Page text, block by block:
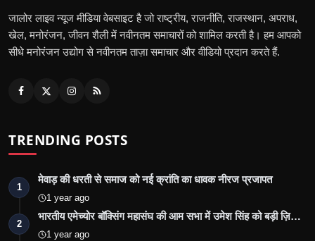
जालोर लाइव न्यूज मीडिया वेबसाइट है जो राष्ट्रीय, राजनीति, राजस्थान, अपराध,
खेल, मनोरंजन, जीवन शैली में नवीनतम समाचारों को शामिल करती है। हम आपको
सीधे मनोरंजन उद्योग से नवीनतम ताज़ा समाचार और वीडियो प्रदान करते हैं.
TRENDING POSTS
1
मेवाड़ की धरती से समाज को नई क्रांति का धावक नीरज प्रजापत
1 year ago
2
भारतीय एमेच्योर बॉक्सिंग महासंघ की आम सभा में उमेश सिंह को बड़ी ज़ि…
1 year ago